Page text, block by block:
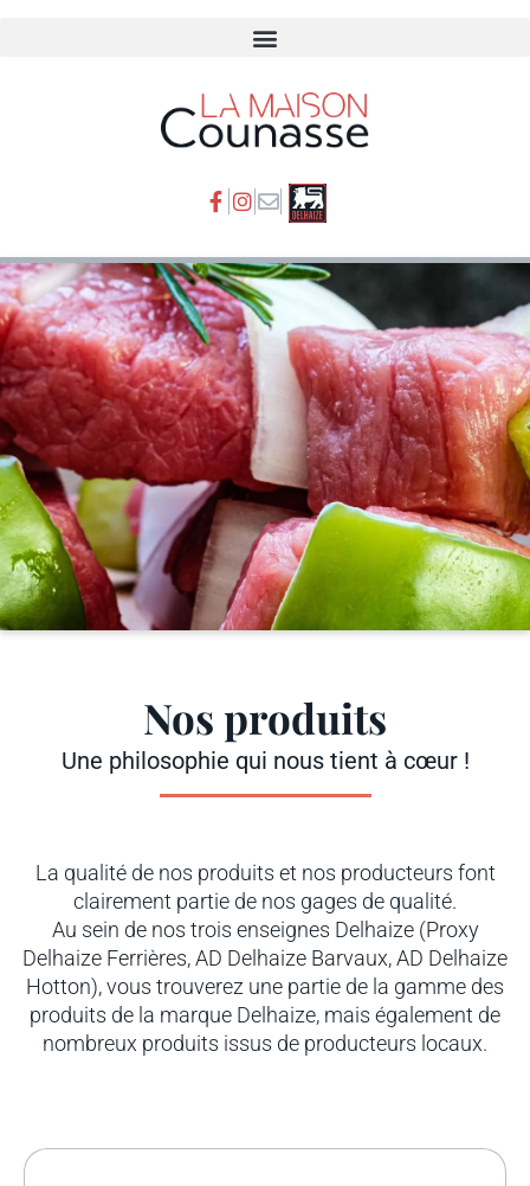
Nos produits
Une philosophie qui nous tient à cœur !
La qualité de nos produits et nos producteurs font
clairement partie de nos gages de qualité.
Au sein de nos trois enseignes Delhaize (Proxy
Delhaize Ferrières, AD Delhaize Barvaux, AD Delhaize
Hotton), vous trouverez une partie de la gamme des
produits de la marque Delhaize, mais également de
nombreux produits issus de producteurs locaux.